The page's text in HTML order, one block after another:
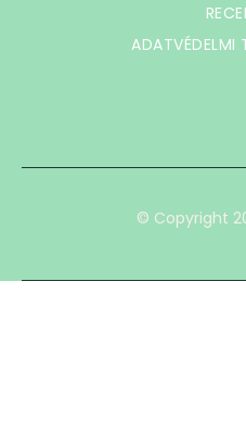
ADATVÉDELMI
© Copyright